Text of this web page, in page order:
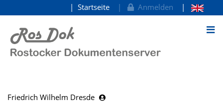
zum Inhalt
Startseite Anmelden
Friedrich Wilhelm Dresde